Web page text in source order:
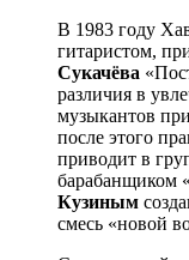
В 1983 году
гитаристом,
Сукачёва
различия в
музыкантов
после этого
приводит в
барабанщиком
Кузиным
смесь «новой